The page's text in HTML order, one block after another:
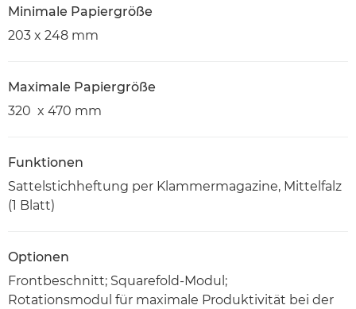
Minimale Papiergröße
203 x 248 mm
Maximale Papiergröße
320 x 470 mm
Funktionen
Sattelstichheftung per Klammermagazine, Mittelfalz
(1 Blatt)
Optionen
Frontbeschnitt; Squarefold-Modul;
Rotationsmodul für maximale Produktivität bei der